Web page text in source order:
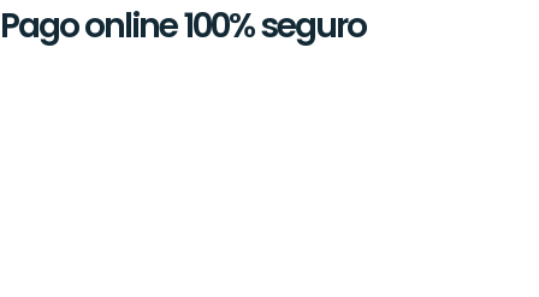
Pago online 100% seguro